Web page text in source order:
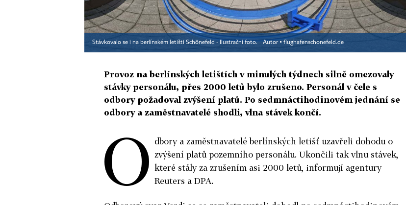
Stávkovalo se i na berlínském letišti Schönefeld - Ilustrační foto. Autor ▪ flughafenschonefeld.de
Provoz na berlínských letištích v minulých týdnech silně omezovaly
stávky personálu, přes 2000 letů bylo zrušeno. Personál v čele s
odbory požadoval zvýšení platů. Po sedmnáctihodinovém jednání se
odbory a zaměstnavatelé shodli, vlna stávek končí.
O dbory a zaměstnavatelé berlínských letišť uzavřeli dohodu o
zvýšení platů pozemního personálu. Ukončili tak vlnu stávek,
které stály za zrušením asi 2000 letů, informují agentury
Reuters a DPA.